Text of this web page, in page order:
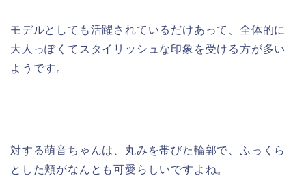
モデルとしても活躍されているだけあって、全体的に
大人っぽくてスタイリッシュな印象を受ける方が多い
ようです。
対する萌音ちゃんは、丸みを帯びた輪郭で、ふっくら
とした頬がなんとも可愛らしいですよね。